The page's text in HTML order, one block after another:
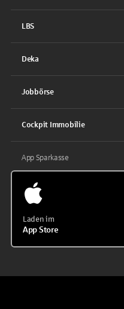
LBS
Deka
Jobbörse
Cockpit Immobilie
App Sparkasse
Laden im
App Store